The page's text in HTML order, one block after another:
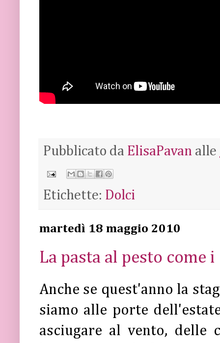
Pubblicato da ElisaPavan alle
Etichette: Dolci
martedì 18 maggio 2010
La pasta al pesto come
Anche se quest'anno la
siamo alle porte
asciugare al vento, delle